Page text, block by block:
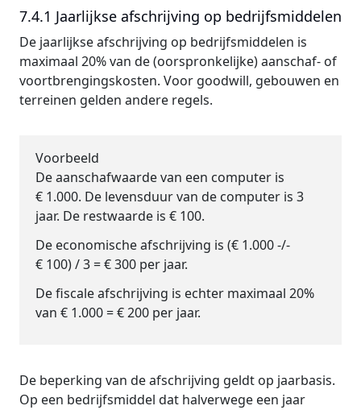
7.4.1 Jaarlijkse afschrijving op bedrijfsmiddelen
De jaarlijkse afschrijving op bedrijfsmiddelen is
maximaal 20% van de (oorspronkelijke) aanschaf- of
voortbrengingskosten. Voor goodwill, gebouwen en
terreinen gelden andere regels.
Voorbeeld
De aanschafwaarde van een computer is
€ 1.000. De levensduur van de computer is 3
jaar. De restwaarde is € 100.
De economische afschrijving is (€ 1.000 -/-
€ 100) / 3 = € 300 per jaar.
De fiscale afschrijving is echter maximaal 20%
van € 1.000 = € 200 per jaar.
De beperking van de afschrijving geldt op jaarbasis.
Op een bedrijfsmiddel dat halverwege een jaar